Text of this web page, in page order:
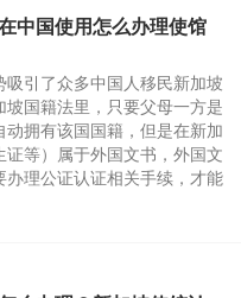
中国使用怎么办理使馆
引了众多中国人移民新加坡
国籍法里，只要父母一方是
拥有该国国籍，但是在新加
等）属于外国文书，外国文
理公证认证相关手续，才能